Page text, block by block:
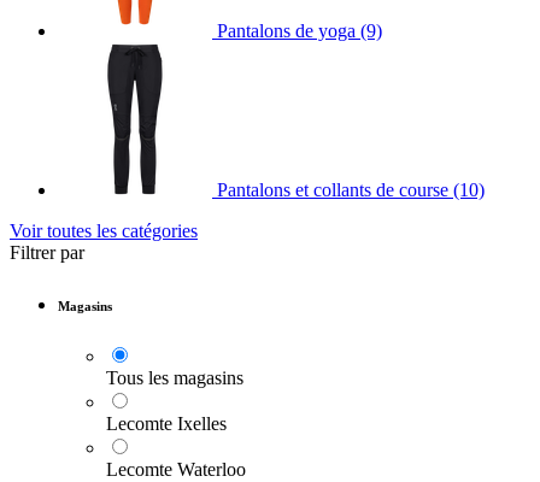
Pantalons de yoga (9)
Pantalons et collants de course (10)
Voir toutes les catégories
Filtrer par
Magasins
Tous les magasins
Lecomte Ixelles
Lecomte Waterloo